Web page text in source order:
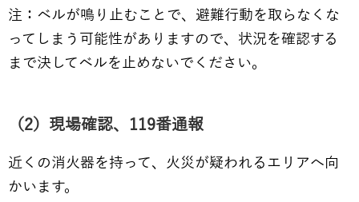
注：ベルが鳴り止むことで、避難行動を取らなくな
ってしまう可能性がありますので、状況を確認する
まで決してベルを止めないでください。
（2）現場確認、119番通報
近くの消火器を持って、火災が疑われるエリアへ向
かいます。